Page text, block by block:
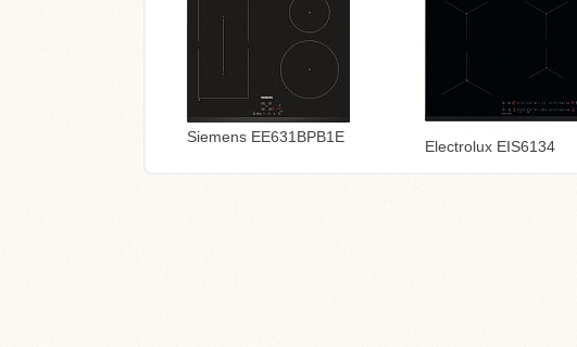
Siemens EE631BPB1E
Electrolux EIS6134